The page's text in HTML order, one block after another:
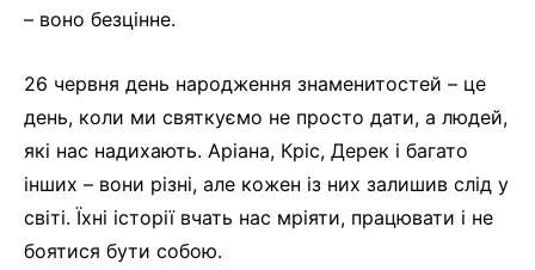
– воно безцінне.
26 червня день народження знаменитостей – це
день, коли ми святкуємо не просто дати, а людей,
які нас надихають. Аріана, Кріс, Дерек і багато
інших – вони різні, але кожен із них залишив слід у
світі. Їхні історії вчать нас мріяти, працювати і не
боятися бути собою.